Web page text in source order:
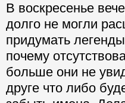
В воскресенье
долго не могли
придумать
почему
больше они не
друге что либо